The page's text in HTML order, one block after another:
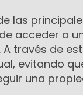
las
acceder a
. A través de
evitando
una